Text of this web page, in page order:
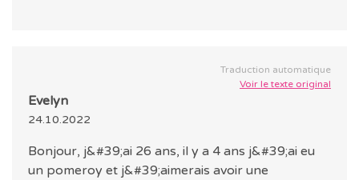
Traduction automatique
Voir le texte original
Evelyn
24.10.2022
Bonjour, j&#39;ai 26 ans, il y a 4 ans j&#39;ai eu
un pomeroy et j&#39;aimerais avoir une